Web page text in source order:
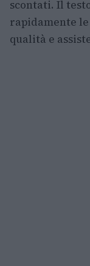
scontati. Il
rapidamente
qualità e